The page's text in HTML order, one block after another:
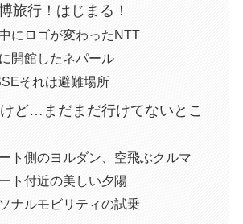
旅行！はじまる！
にロゴが変わったNTT
開館したネパール
それは避難場所
ど…まだまだ行けてないとこ
ト側のヨルダン、空飛ぶクルマ
ト付近の美しい夕陽
ナルモビリティの試乗